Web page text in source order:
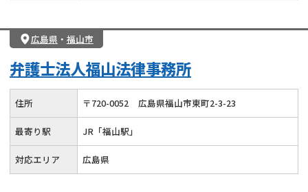
広島県 ・ 福山市
弁護士法人福山法律事務所
住所 〒720-0052 広島県福山市東町2-3-23
最寄り駅 JR「福山駅」
対応エリア 広島県